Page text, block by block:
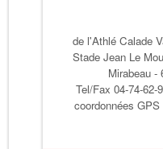
de l'Athlé Calade
Stade Jean Le
Mirabeau -
Tel/Fax 04-74-
coordonnées